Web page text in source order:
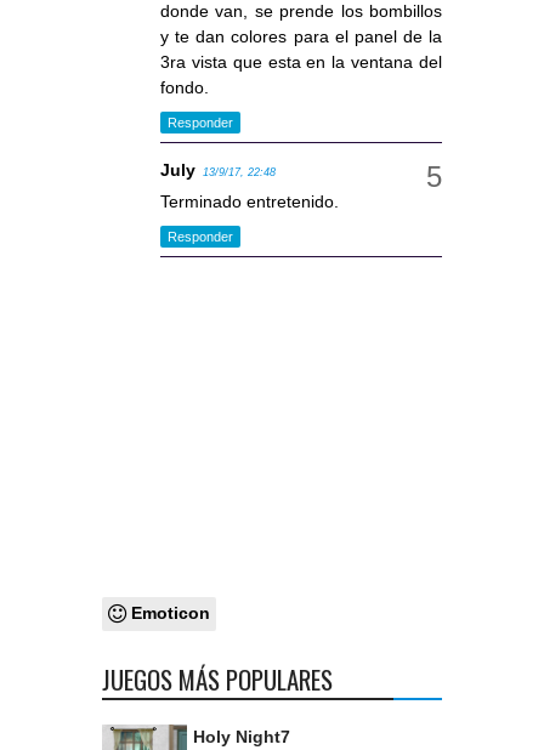
donde van, se prende los bombillos
y te dan colores para el panel de la
3ra vista que esta en la ventana del
fondo.
Responder
July 13/9/17, 22:48
Terminado entretenido.
Responder
Emoticon
JUEGOS MÁS POPULARES
Holy Night7